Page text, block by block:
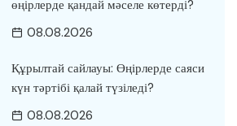
өңірлерде қандай мәселе көтерді?
08.08.2026
Құрылтай сайлауы: Өңірлерде саяси
күн тәртібі қалай түзіледі?
08.08.2026